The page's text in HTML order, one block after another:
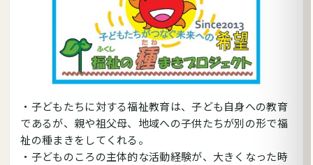
・子どもたちに対する福祉教育は、子ども自身への教育
であるが、親や祖父母、地域への子供たちが別の形で福
祉の種まきをしてくれる。
・子どものころの主体的な活動経験が、大きくなった時